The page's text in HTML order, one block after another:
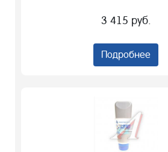
3 415 руб.
Подробнее